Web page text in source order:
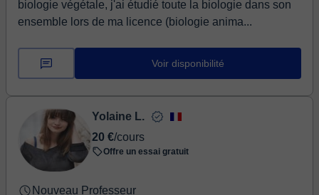
biologie végétale, j'ai étudié toute la biologie dans son
ensemble lors de ma licence (biologie anima...
Voir disponibilité
Yolaine L.
20 €/cours
Offre un essai gratuit
Nouveau Professeur